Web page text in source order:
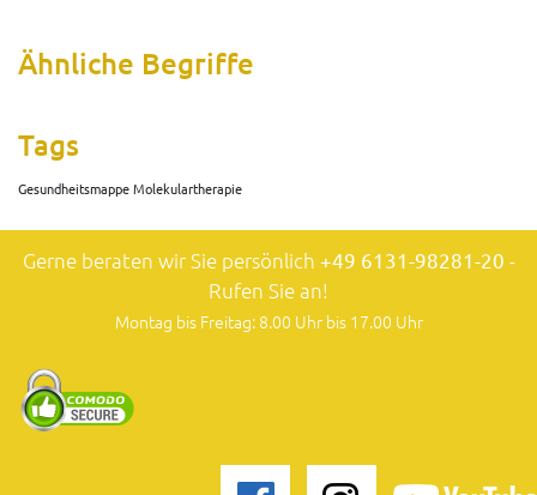
Ähnliche Begriffe
Tags
Gesundheitsmappe Molekulartherapie
Gerne beraten wir Sie persönlich +49 6131-98281-20 -
Rufen Sie an!
Montag bis Freitag: 8.00 Uhr bis 17.00 Uhr